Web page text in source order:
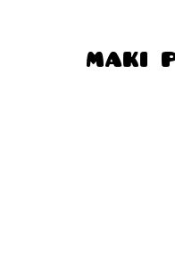
maki